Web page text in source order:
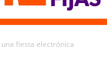
fiesta electrónica